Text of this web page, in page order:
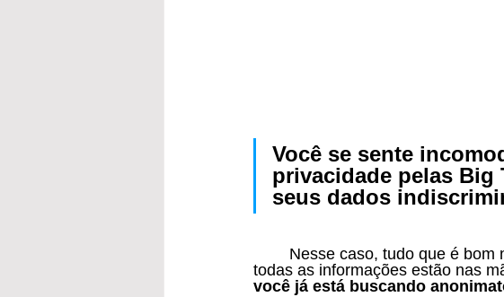
Você se sente
privacidade pelas Big
seus dados
todas as informações estão nas
você já está buscando